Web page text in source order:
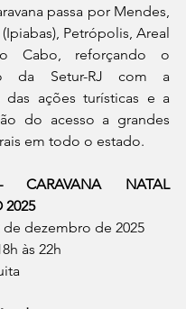
passa por Mendes,
Petrópolis, Areal
Cabo, reforçando o
da Setur-RJ com a
das ações turísticas e a
do acesso a grandes
em todo o estado.
CARAVANA NATAL
2025
de dezembro de 2025
às 22h